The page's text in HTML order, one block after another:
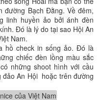
đường Bạch Đằng. Về đêm,
linh huyền ảo bởi ánh đèn
Đó là lý do tại sao Hội An
Nam.
hồ check in sống ảo. Đó là
chiếc đèn lồng màu sắc
những shoot hình với cầu
An Hội hoặc trên đường